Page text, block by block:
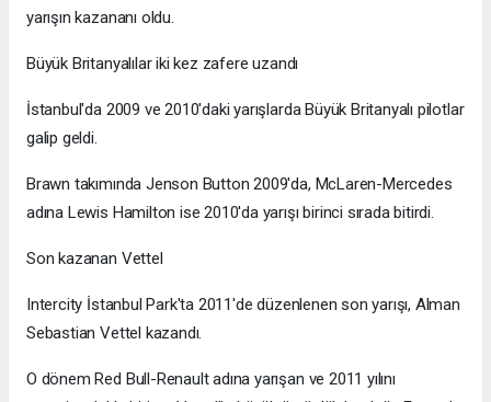
yarışın kazananı oldu.
Büyük Britanyalılar iki kez zafere uzandı
İstanbul'da 2009 ve 2010'daki yarışlarda Büyük Britanyalı pilotlar
galip geldi.
Brawn takımında Jenson Button 2009'da, McLaren-Mercedes
adına Lewis Hamilton ise 2010'da yarışı birinci sırada bitirdi.
Son kazanan Vettel
Intercity İstanbul Park'ta 2011'de düzenlenen son yarışı, Alman
Sebastian Vettel kazandı.
O dönem Red Bull-Renault adına yarışan ve 2011 yılını